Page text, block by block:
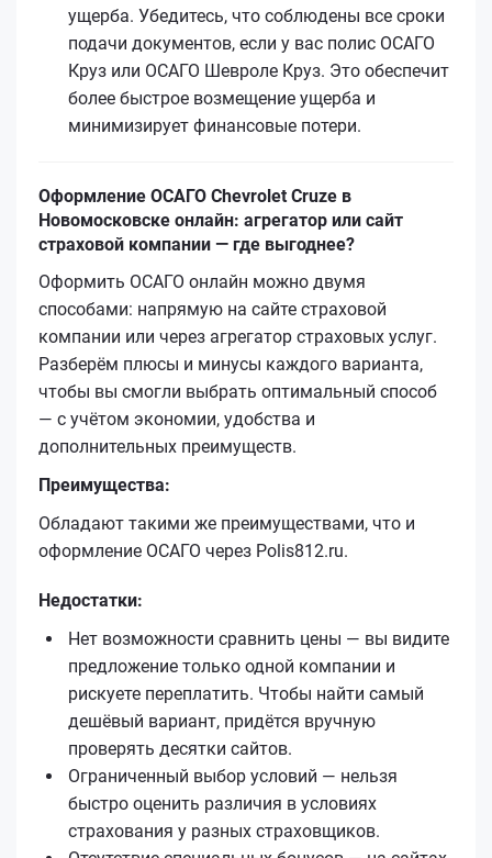
ущерба. Убедитесь, что соблюдены все сроки
подачи документов, если у вас полис ОСАГО
Круз или ОСАГО Шевроле Круз. Это обеспечит
более быстрое возмещение ущерба и
минимизирует финансовые потери.
Оформление ОСАГО Chevrolet Cruze в
Новомосковске онлайн: агрегатор или сайт
страховой компании — где выгоднее?
Оформить ОСАГО онлайн можно двумя
способами: напрямую на сайте страховой
компании или через агрегатор страховых услуг.
Разберём плюсы и минусы каждого варианта,
чтобы вы смогли выбрать оптимальный способ
— с учётом экономии, удобства и
дополнительных преимуществ.
Преимущества:
Обладают такими же преимуществами, что и
оформление ОСАГО через Polis812.ru.
Недостатки:
Нет возможности сравнить цены — вы видите
предложение только одной компании и
рискуете переплатить. Чтобы найти самый
дешёвый вариант, придётся вручную
проверять десятки сайтов.
Ограниченный выбор условий — нельзя
быстро оценить различия в условиях
страхования у разных страховщиков.